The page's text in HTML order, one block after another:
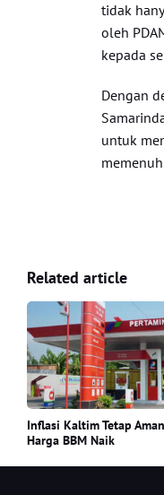
tidak
oleh
kepada
Dengan
untuk
Related article
Inflasi Kaltim Tetap
Harga BBM Naik